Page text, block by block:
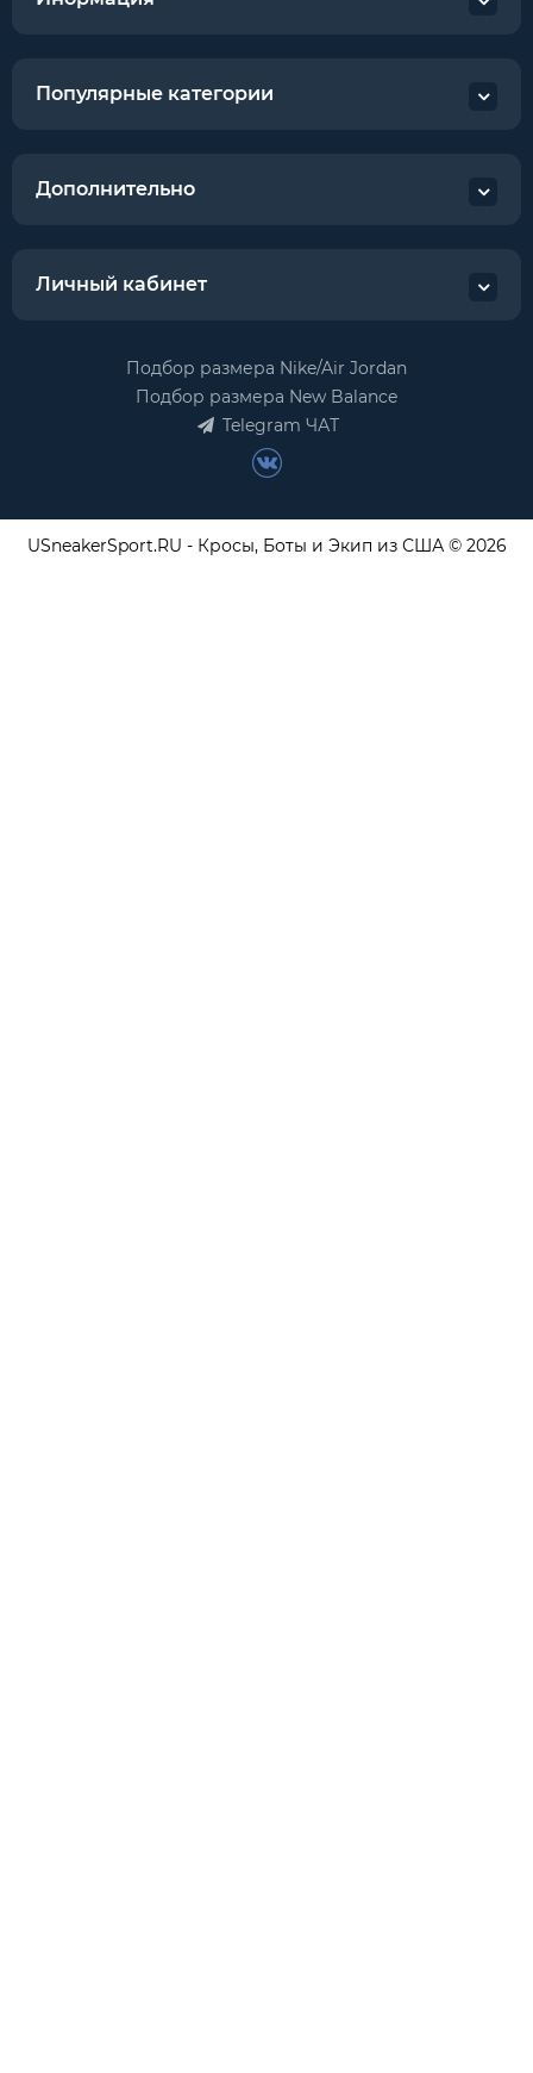
Популярные категории
Дополнительно
Личный кабинет
Подбор размера Nike/Air Jordan
Подбор размера New Balance
Telegram ЧАТ
USneakerSport.RU - Кросы, Боты и Экип из США © 2026